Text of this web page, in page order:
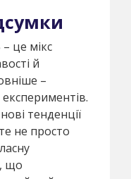
це мікс
й
–
тенденції
не просто
що